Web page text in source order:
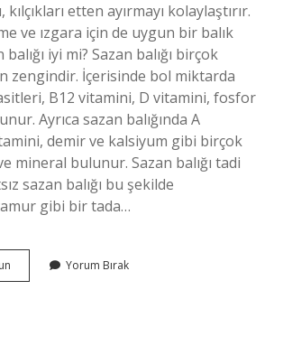
etten ayırmayı kolaylaştırır.
ve ızgara için de uygun bir balık
iyi mi? Sazan balığı birçok
zengindir. İçerisinde bol miktarda
B12 vitamini, D vitamini, fosfor
Ayrıca sazan balığında A
demir ve kalsiyum gibi birçok
mineral bulunur. Sazan balığı tadi
sazan balığı bu şekilde
gibi bir tada…
Balığı
Yorum Bırak